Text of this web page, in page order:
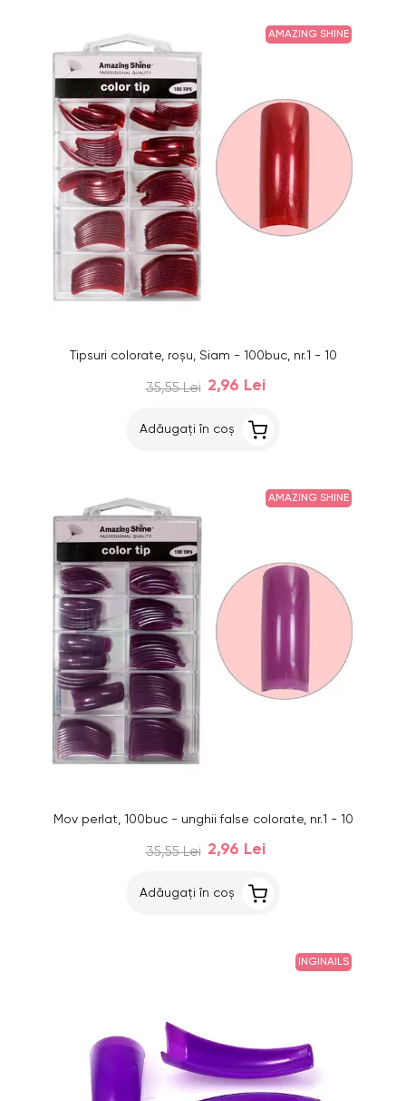
AMAZING SHINE
Tipsuri colorate, roşu, Siam - 100buc, nr.1 - 10
35,55 Lei 2,96 Lei
Adăugați în coș
AMAZING SHINE
Mov perlat, 100buc - unghii false colorate, nr.1 - 10
35,55 Lei 2,96 Lei
Adăugați în coș
INGINAILS